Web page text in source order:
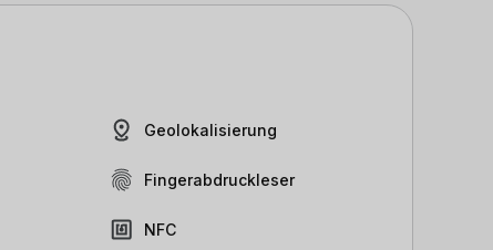
Geolokalisierung
Fingerabdruckleser
NFC